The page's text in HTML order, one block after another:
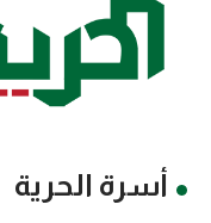
أسرة الحرية